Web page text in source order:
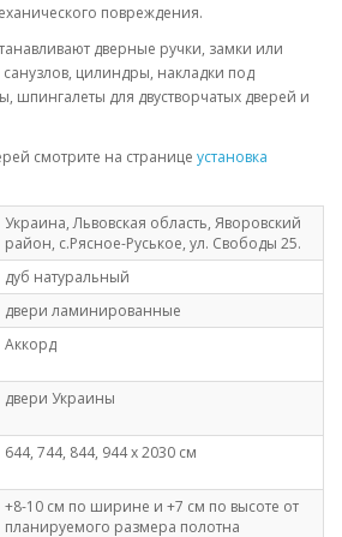
повреждения.
дверные ручки, замки или
цилиндры, накладки под
шпингалеты для двустворчатых дверей и
смотрите на странице установка
Украина, Львовская область, Яворовский
район, с.Рясное-Руськое, ул. Свободы 25.
дуб натуральный
двери ламинированные
Аккорд
двери Украины
644, 744, 844, 944 х 2030 см
+8-10 см по ширине и +7 см по высоте от
планируемого размера полотна